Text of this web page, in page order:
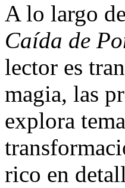
A lo largo
Caída de
lector es
magia, las
explora
rico en